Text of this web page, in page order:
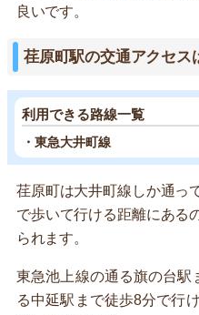
良いです。
荏原町駅の交通アクセス
利用できる路線一覧
・東急大井町線
荏原町は大井町線しか通っ
で歩いて行ける距離にある
られます。
東急池上線の通る旗の台駅
る中延駅まで徒歩8分で行